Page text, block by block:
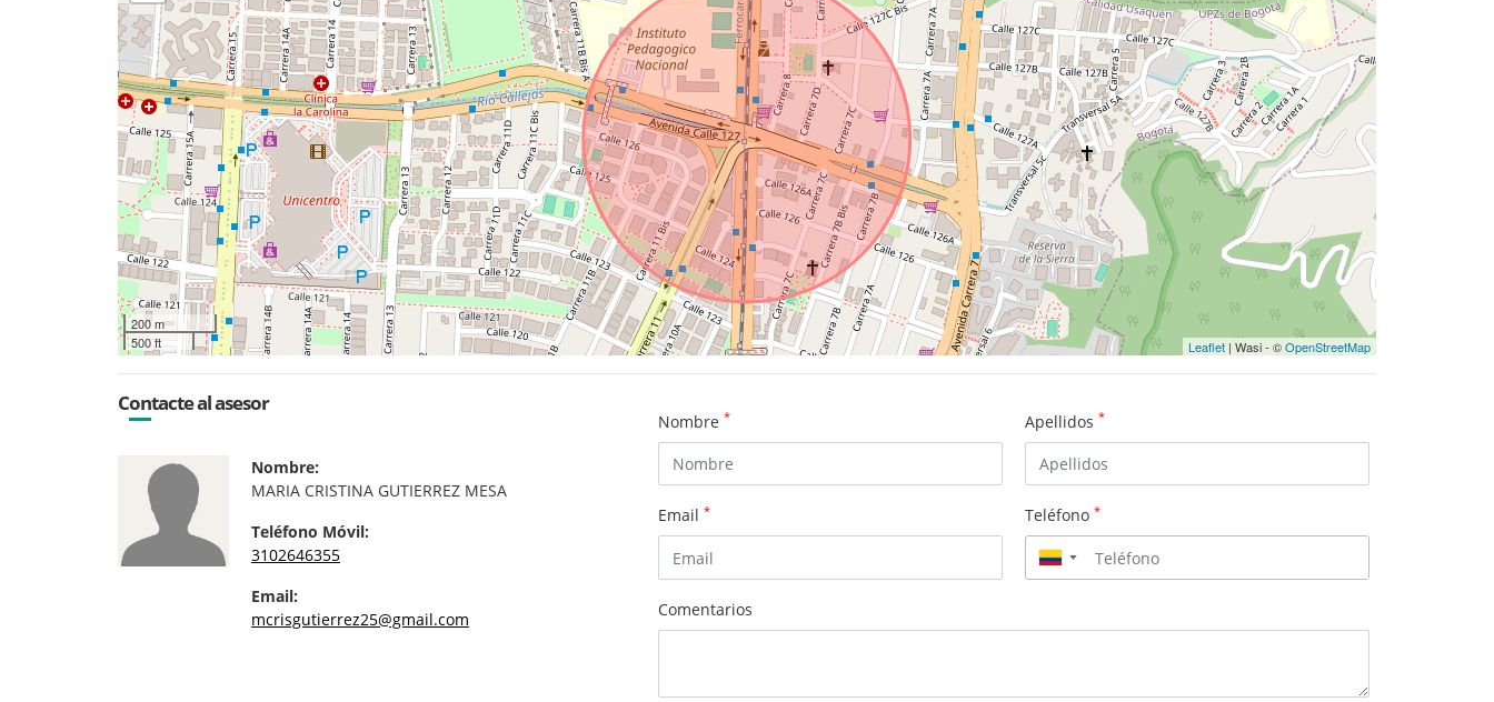
200 m
500 ft
Leaflet | Wasi - ©OpenStreetMap
Contacte al asesor
Nombre:
MARIA CRISTINA GUTIERREZ MESA
Teléfono Móvil:
3102646355
Email:
mcrisgutierrez25@gmail.com
Nombre * Apellidos *
Email * Teléfono *
▼
Comentarios